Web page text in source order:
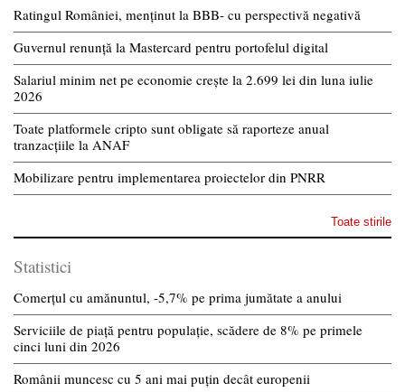
Ratingul României, menținut la BBB- cu perspectivă negativă
Guvernul renunță la Mastercard pentru portofelul digital
Salariul minim net pe economie crește la 2.699 lei din luna iulie
2026
Toate platformele cripto sunt obligate să raporteze anual
tranzacțiile la ANAF
Mobilizare pentru implementarea proiectelor din PNRR
Toate stirile
Statistici
Comerțul cu amănuntul, -5,7% pe prima jumătate a anului
Serviciile de piață pentru populație, scădere de 8% pe primele
cinci luni din 2026
Românii muncesc cu 5 ani mai puțin decât europenii